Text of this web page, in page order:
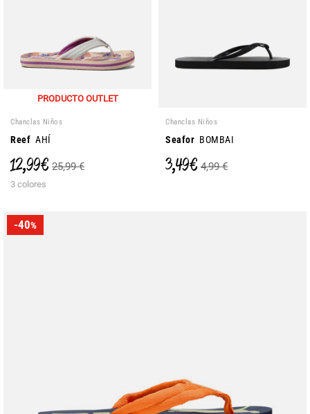
PRODUCTO OUTLET
Chanclas Niños
Reef AHÍ
12,99 € 25,99 €
3 colores
Chanclas Niños
Seafor BOMBAI
3,49 € 4,99 €
-40%